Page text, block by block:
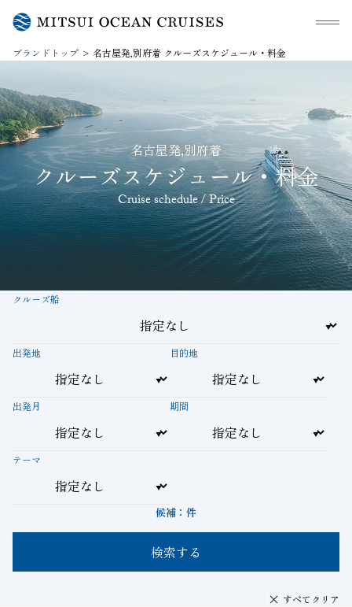
メニュ
ブランドトップ 名古屋発,別府着 クルーズスケジュール・料金
名古屋発,別府着
クルーズスケジュール・料金
Cruise schedule / Price
クルーズ船
出発地 目的地
出発月 期間
テーマ
候補： 件
検索する
すべてクリア